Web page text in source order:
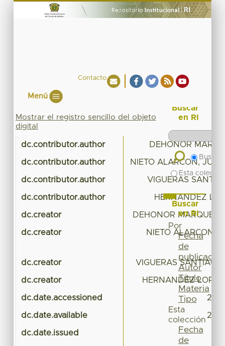
Contacto
Menú
Mostrar el registro sencillo del objeto
digital
dc.contributor.author DEHONOR
dc.contributor.author NIETO ALARCON,
dc.contributor.author VIGUERAS
dc.contributor.author HERNANDEZ
dc.creator DEHONOR
dc.creator NIETO ALARCON,
dc.creator VIGUERAS
dc.creator HERNANDEZ
dc.date.accessioned
dc.date.available
dc.date.issued
Buscar
en RI
Buscar
Esta
Buscar
en RI
Por
Fecha
de
publicación
Autor
Título
Materia
Tipo
Esta
colección
Fecha
de